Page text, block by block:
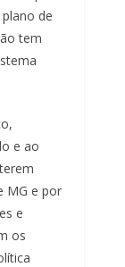
de
tem
e ao
MG e por
e
os